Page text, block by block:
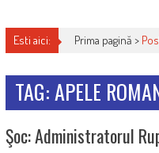
Esti aici: Prima pagină >
TAG: APELE
Şoc: Administratorul